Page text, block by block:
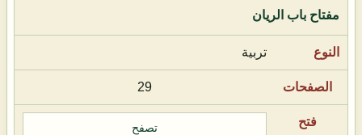
مفتاح باب الريان
تربية
29
تصفح